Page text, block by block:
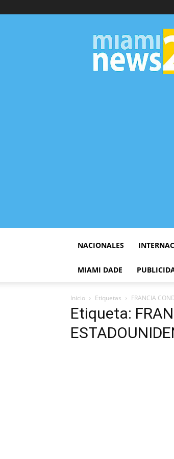
▷
24
NACIONALES
MIAMI DADE
Inicio Etiquetas FRANCIA
Etiqueta: